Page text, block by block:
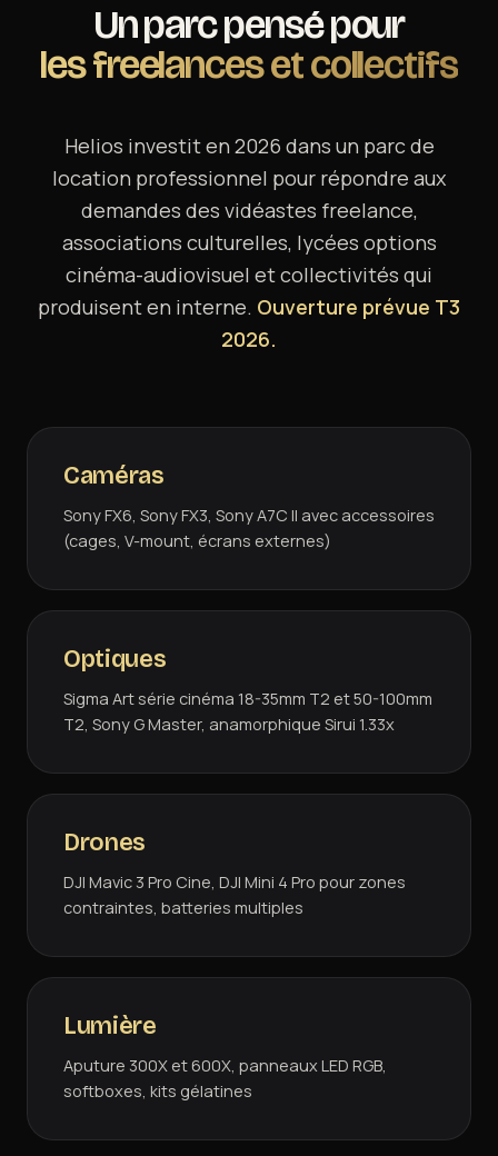
Un parc pensé pour
les freelances et collectifs
Helios investit en 2026 dans un parc de
location professionnel pour répondre aux
demandes des vidéastes freelance,
associations culturelles, lycées options
cinéma-audiovisuel et collectivités qui
produisent en interne. Ouverture prévue T3
2026.
Caméras
Sony FX6, Sony FX3, Sony A7C II avec accessoires
(cages, V-mount, écrans externes)
Optiques
Sigma Art série cinéma 18-35mm T2 et 50-100mm
T2, Sony G Master, anamorphique Sirui 1.33x
Drones
DJI Mavic 3 Pro Cine, DJI Mini 4 Pro pour zones
contraintes, batteries multiples
Lumière
Aputure 300X et 600X, panneaux LED RGB,
softboxes, kits gélatines